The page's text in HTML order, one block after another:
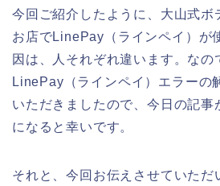
今回ご紹介したように、大山式ボ
お店でLinePay（ラインペイ）が
因は、人それぞれ違います。なの
LinePay（ラインペイ）エラーの
いただきましたので、今日の記事
になると幸いです。
それと、今回お伝えさせていただ